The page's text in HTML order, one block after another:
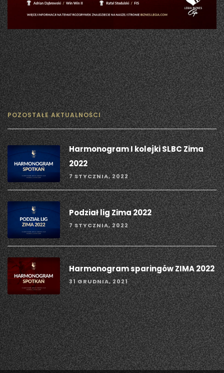
POZOSTAŁE AKTUALNOŚCI
Harmonogram I kolejki SLBC Zima
2022
7 STYCZNIA, 2022
Podział lig Zima 2022
7 STYCZNIA, 2022
Harmonogram sparingów ZIMA 2022
31 GRUDNIA, 2021